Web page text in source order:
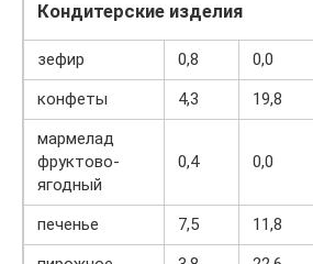
Кондитерские изделия
зефир 0,8 0,0
конфеты
4,3 19,8
мармелад
фруктово-
ягодный
0,4 0,0
печенье 7,5 11,8